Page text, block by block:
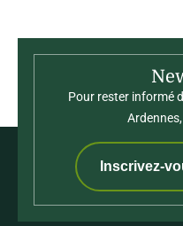
Pour rester informé
Inscrivez-